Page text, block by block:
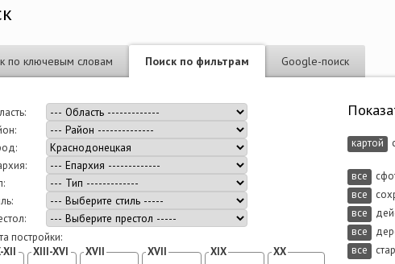
по ключевым словам Поиск по фильтрам Google-поиск
постройки:
XII
XIII-XVI
XVII
XVII
XIX
XX
картой
все
все
все
все
все